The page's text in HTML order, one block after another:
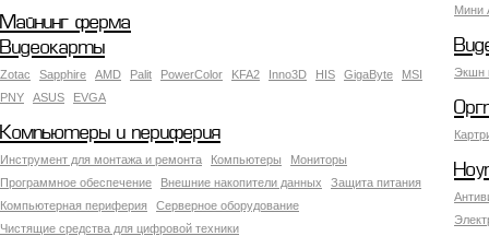
Мини
Майнинг ферма
Экшн
Видеокарты
Zotac Sapphire AMD Palit PowerColor KFA2 Inno3D HIS GigaByte
MSI
PNY
ASUS EVGA
Компьютеры и периферия
Инструмент для монтажа и ремонта Компьютеры
Мониторы
Программное обеспечение
Внешние накопители данных
Защита питания
Компьютерная периферия
Серверное оборудование
Чистящие средства для цифровой техники